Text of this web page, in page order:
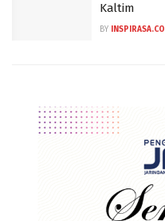
Kaltim
BY INSPIRASA.CO